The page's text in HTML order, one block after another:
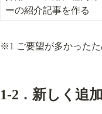
ーの紹介記事を作る
※1 ご要望が多かった
1-2．新しく追